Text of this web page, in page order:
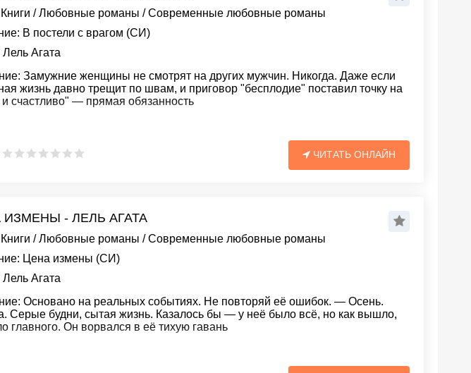
Книги /Любовные романы /Современные любовные романы
В постели с врагом (СИ)
Лель Агата
Замужние женщины не смотрят на других мужчин. Никогда. Даже если
жизнь давно трещит по швам, и приговор "бесплодие" поставил точку на
и счастливо" — прямая обязанность
ЧИТАТЬ ОНЛАЙН
ИЗМЕНЫ - ЛЕЛЬ АГАТА
Книги /Любовные романы /Современные любовные романы
Цена измены (СИ)
Лель Агата
Основано на реальных событиях. Не повторяй её ошибок. — Осень.
Серые будни, сытая жизнь. Казалось бы — у неё было всё, но как вышло,
главного. Он ворвался в её тихую гавань